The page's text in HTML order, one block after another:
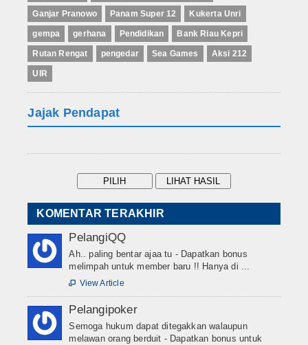
Ganjar Pranowo Panam Super 12 Kukerta Unri
gempa gerhana Pendidikan Bank Riau Kepri
Rutan Rengat pengedar Sea Games Aksi 212
UIR
Jajak Pendapat
KOMENTAR TERAKHIR
PelangiQQ
Ah.. paling bentar ajaa tu - Dapatkan bonus
melimpah untuk member baru !! Hanya di ...
 View Article
Pelangipoker
Semoga hukum dapat ditegakkan walaupun
melawan orang berduit - Dapatkan bonus untuk